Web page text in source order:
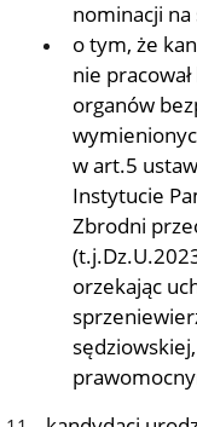
nominacji
o tym, że
nie
organów
w art.5
Instytucie
Zbrodni
orzekając